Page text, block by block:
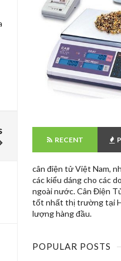
RECENT
cân điện tử Việt Nam,
các kiểu dáng cho các
ngoài nước. Cân Điện
tốt nhất thị trường tại
lượng hàng đầu.
POPULAR POSTS